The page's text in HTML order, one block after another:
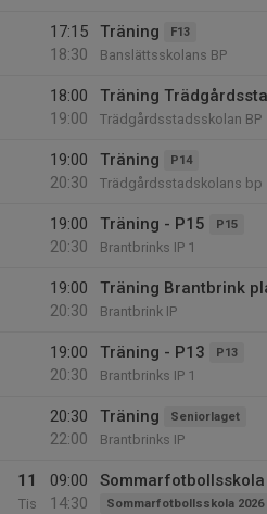
17:15
18:30
Träning F13
Banslättsskolans BP
18:00
19:00
Träning
Trädgårdsstadsskolan BP
19:00
20:30
Träning P14
Trädgårdsstadskolans bp
19:00
20:30
Träning - P15 P15
Brantbrinks IP 1
19:00
20:30
Träning Brantbrink
Brantbrink IP
19:00
20:30
Träning - P13 P13
Brantbrinks IP 1
20:30
22:00
Träning Seniorlaget
Brantbrinks IP
11
Tis
09:00
14:30
Sommarfotbollsskola
Sommarfotbollsskola 2026